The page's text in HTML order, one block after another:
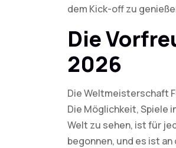
dem Kick-off zu
Die
2026
Die Weltmeisterschaft
Die Möglichkeit, Spiele
Welt zu sehen, ist für
begonnen, und es ist